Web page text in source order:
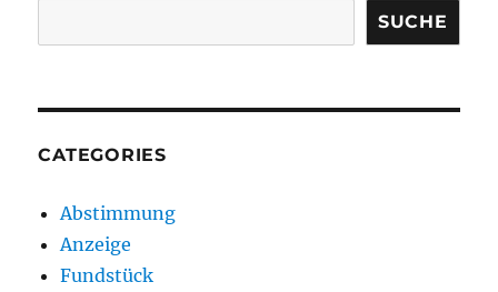
SUCHE
CATEGORIES
Abstimmung
Anzeige
Fundstück